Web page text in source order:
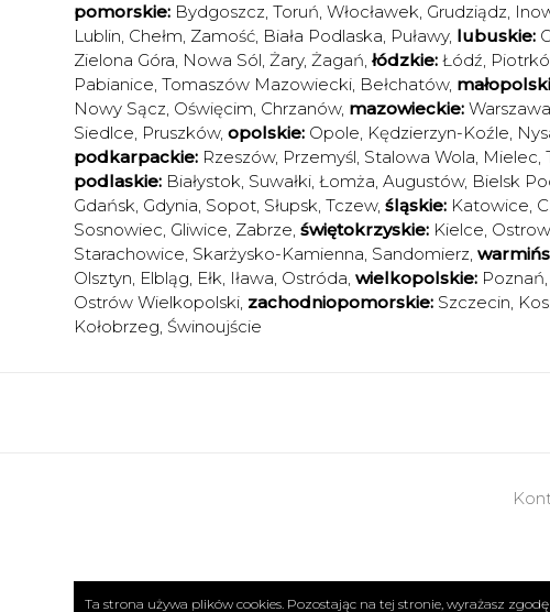
pomorskie: Bydgoszcz, Toruń, Włocławek, Grudziądz,
Lublin, Chełm, Zamość, Biała Podlaska, Puławy, lubuskie:
Zielona Góra, Nowa Sól, Żary, Żagań, łódzkie: Łódź,
Pabianice, Tomaszów Mazowiecki, Bełchatów,
Nowy Sącz, Oświęcim, Chrzanów, mazowieckie: Warszawa
Siedlce, Pruszków, opolskie: Opole, Kędzierzyn-Koźle,
podkarpackie: Rzeszów, Przemyśl, Stalowa Wola, Mielec,
podlaskie: Białystok, Suwałki, Łomża, Augustów, Bielsk
Gdańsk, Gdynia, Sopot, Słupsk, Tczew, śląskie: Katowice,
Sosnowiec, Gliwice, Zabrze, świętokrzyskie: Kielce,
Starachowice, Skarżysko-Kamienna, Sandomierz,
Olsztyn, Elbląg, Ełk, Iława, Ostróda, wielkopolskie: Poznań,
Ostrów Wielkopolski, zachodniopomorskie: Szczecin,
Kołobrzeg, Świnoujście
Ta strona używa plików cookies. Pozostając na tej stronie, wyrażasz